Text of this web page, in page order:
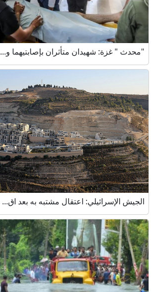
"محدث " غزة: شهيدان متأثران بإصابتيهما و...
الجيش الإسرائيلي: اعتقال مشتبه به بعد اق...